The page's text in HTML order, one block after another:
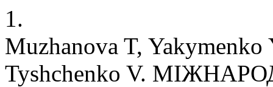
1.
Muzhanova T,
Tyshchenko V.